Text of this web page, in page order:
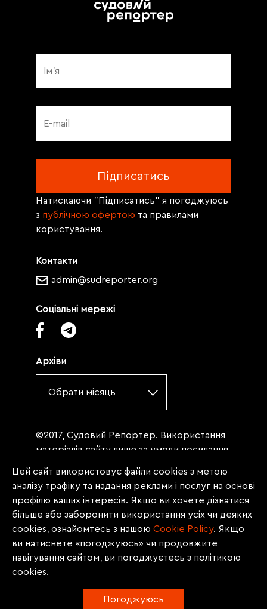
Контакти
admin@sudreporter.org
Соціальні мережі
Архіви
Обрати місяць
Натискаючи "Підписатись" я погоджуюсь
з публічною офертою та правилами
користування.
©2017, Судовий Репортер. Використання
матеріалів сайту лише за умови посилання
«Судовий репортер» не нижче третього
абзацу. Матеріали, щодо яких міститься
заборона на повну републікацію
(передрук, копіювання, відтворення або
інше використання), заборонено
передруковувати без згоди редакції.
Матеріали з позначкою PROMOTED, ЗА
Цей сайт використовує файли cookies з метою
аналізу трафіку та надання реклами і послуг на основі
профілю ваших інтересів. Якщо ви хочете дізнатися
більше або заборонити використання усіх чи деяких
cookies, ознайомтесь з нашою Сookie Policy. Якщо
ви натиснете «погоджуюсь» чи продовжите
навігування сайтом, ви погоджуєтесь з політикою
cookies.
Погоджуюсь